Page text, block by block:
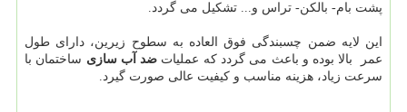
پشت بام- بالکن- تراس و... تشکیل می گردد.
این لایه ضمن چسبندگی فوق العاده به سطوح زیرین، دارای طول
عمر بالا بوده و باعث می گردد که عملیات ضد آب سازی ساختمان با
سرعت زیاد، هزینه مناسب و کیفیت عالی صورت گیرد.